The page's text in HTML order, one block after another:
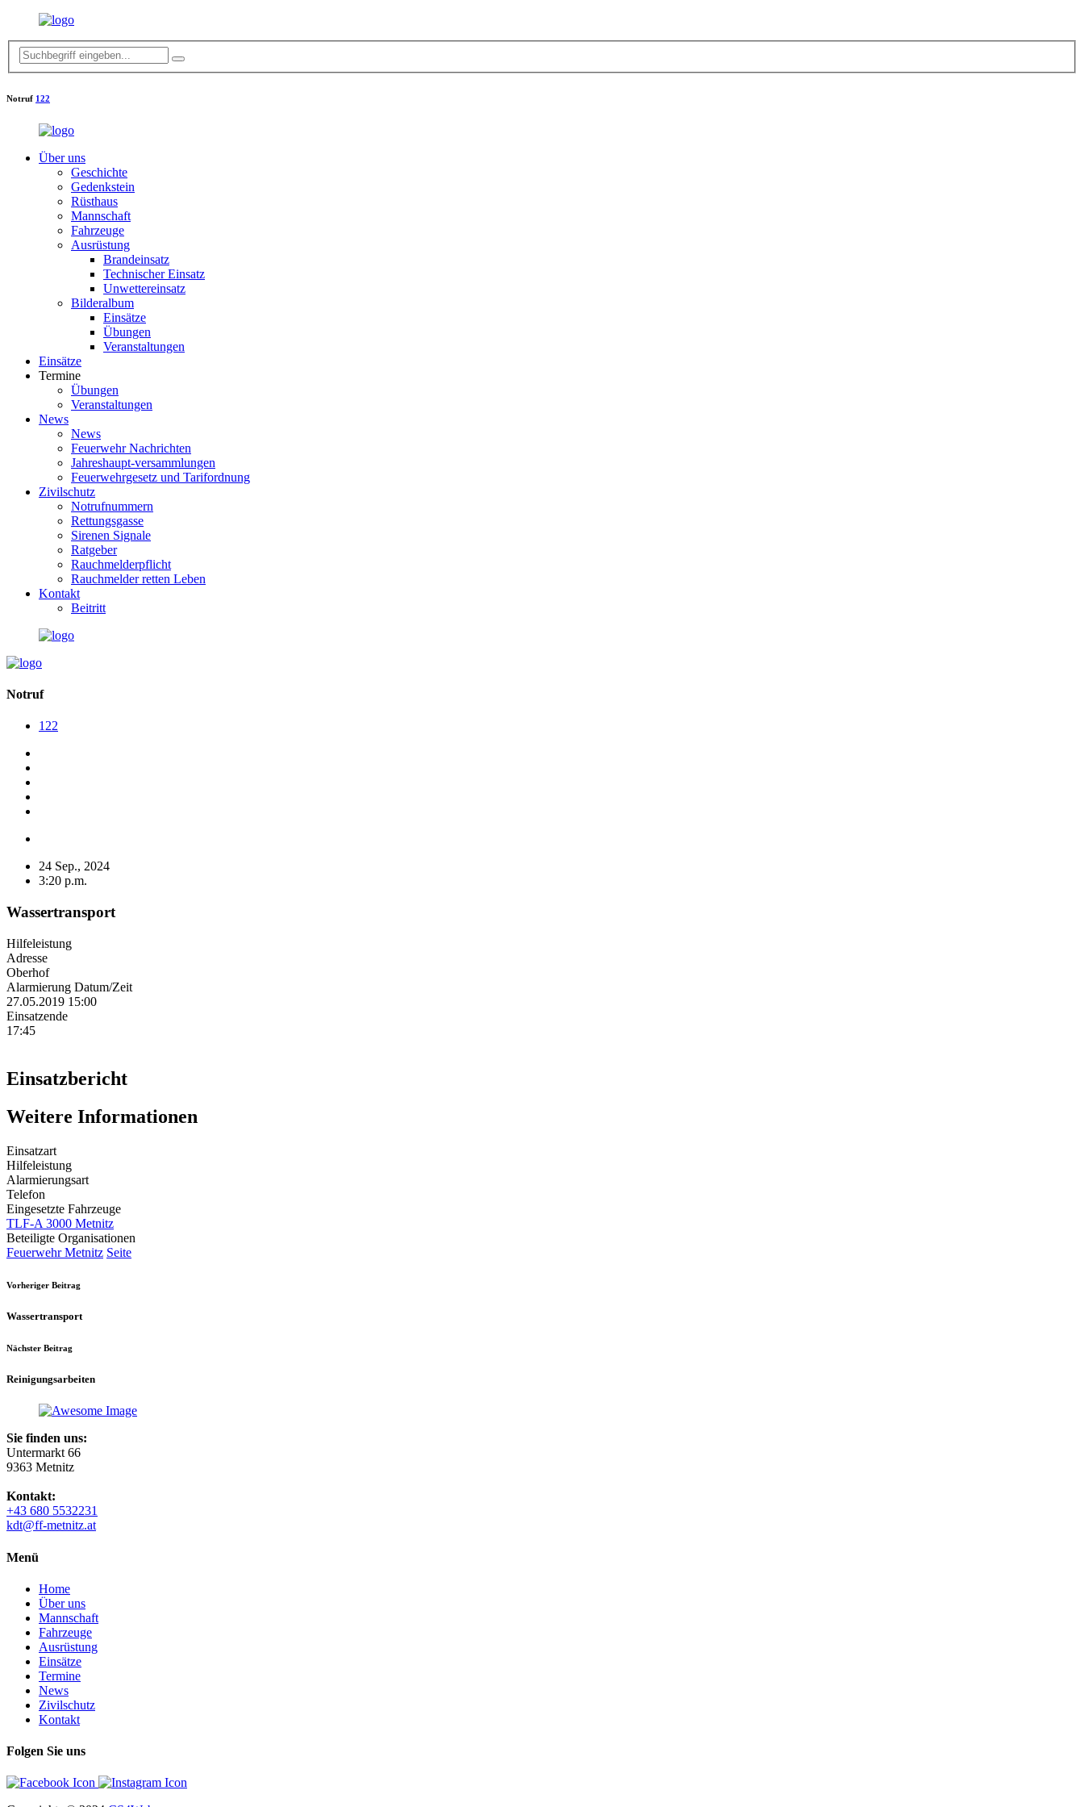
Notruf 122
Über uns
Geschichte
Gedenkstein
Rüsthaus
Mannschaft
Fahrzeuge
Ausrüstung
Brandeinsatz
Technischer Einsatz
Unwettereinsatz
Bilderalbum
Einsätze
Übungen
Veranstaltungen
Einsätze
Termine
Übungen
Veranstaltungen
News
News
Feuerwehr Nachrichten
Jahreshaupt-versammlungen
Feuerwehrgesetz und Tarifordnung
Zivilschutz
Notrufnummern
Rettungsgasse
Sirenen Signale
Ratgeber
Rauchmelderpflicht
Rauchmelder retten Leben
Kontakt
Beitritt
Notruf
122
24 Sep., 2024
3:20 p.m.
Wassertransport
Hilfeleistung
Adresse
Oberhof
Alarmierung Datum/Zeit
27.05.2019 15:00
Einsatzende
17:45
Einsatzbericht
Weitere Informationen
Einsatzart
Hilfeleistung
Alarmierungsart
Telefon
Eingesetzte Fahrzeuge
TLF-A 3000 Metnitz
Beteiligte Organisationen
Feuerwehr Metnitz Seite
Vorheriger Beitrag
Wassertransport
Nächster Beitrag
Reinigungsarbeiten
Sie finden uns:
Untermarkt 66
9363 Metnitz
Kontakt:
+43 680 5532231
kdt@ff-metnitz.at
Menü
Home
Über uns
Mannschaft
Fahrzeuge
Ausrüstung
Einsätze
Termine
News
Zivilschutz
Kontakt
Folgen Sie uns